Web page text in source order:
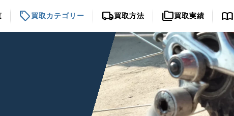
sell買取カテゴリー local_shipping買取方法 folder_copy買取実績 import_contacts